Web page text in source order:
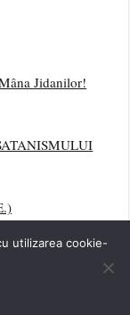
Jidanilor!
utilizarea cookie-